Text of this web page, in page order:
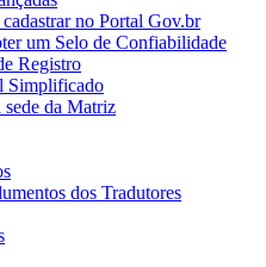
no Portal Gov.br
um Selo de Confiabilidade
Registro
Simplificado
da Matriz
dos Tradutores